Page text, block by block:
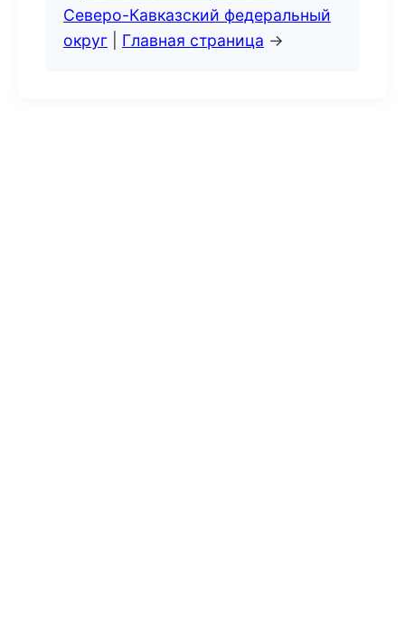
Северо-Кавказский федеральный
округ
Главная страница →